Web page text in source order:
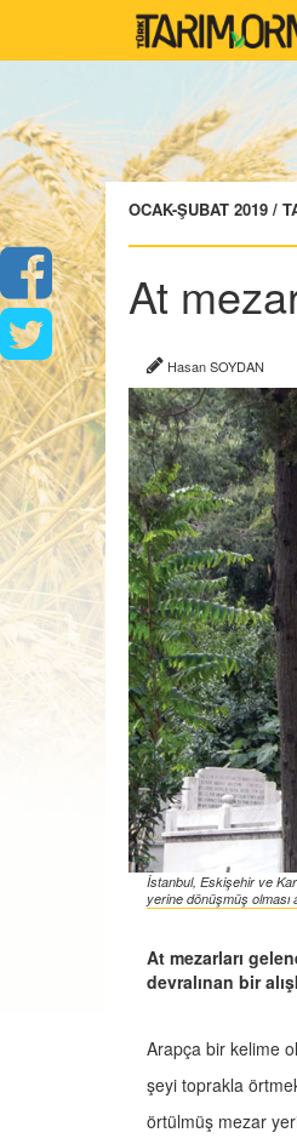
OCAK-ŞUBAT 2019 /
At
Hasan SOYDAN
İstanbul, Eskişehir ve
yerine dönüşmüş olması
At mezarları
devralınan bir
Arapça bir kelime
şeyi toprakla
örtülmüş mezar